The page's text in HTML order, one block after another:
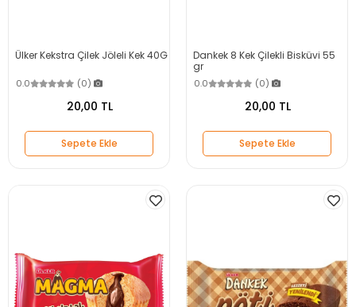
Ülker Kekstra Çilek Jöleli Kek 40G
0.0 (0)
20,00 TL
Sepete Ekle
Dankek 8 Kek Çilekli Bisküvi 55
gr
0.0 (0)
20,00 TL
Sepete Ekle